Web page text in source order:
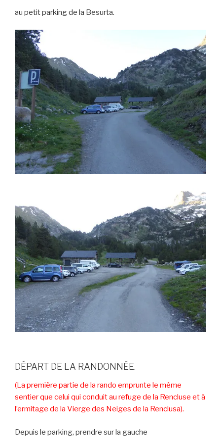
au petit parking de la Besurta.
DÉPART DE LA RANDONNÉE.
(La première partie de la rando emprunte le même
sentier que celui qui conduit au refuge de la Rencluse et à
l’ermitage de la Vierge des Neiges de la Renclusa).
Depuis le parking, prendre sur la gauche